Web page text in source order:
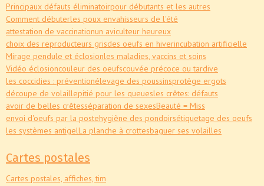
Principaux défauts éliminatoirpour débutants et les autres
Comment débuterles poux envahisseurs de l'été
attestation de vaccinationun aviculteur heureux
choix des reproducteurs grisdes oeufs en hiverincubation artificielle
Mirage pendule et éclosionles maladies, vaccins et soins
Vidéo éclosioncouleur des oeufscouvée précoce ou tardive
les coccidies : préventionélevage des poussinsprotège ergots
découpe de volaillepitié pour les queuesles crêtes: défauts
avoir de belles crêtesséparation de sexesBeauté = Miss
envoi d'oeufs par la postehygiène des pondoirsétiquetage des oeufs
les systèmes antigelLa planche à crottesbaguer ses volailles
Cartes postales
Cartes postales, affiches, tim